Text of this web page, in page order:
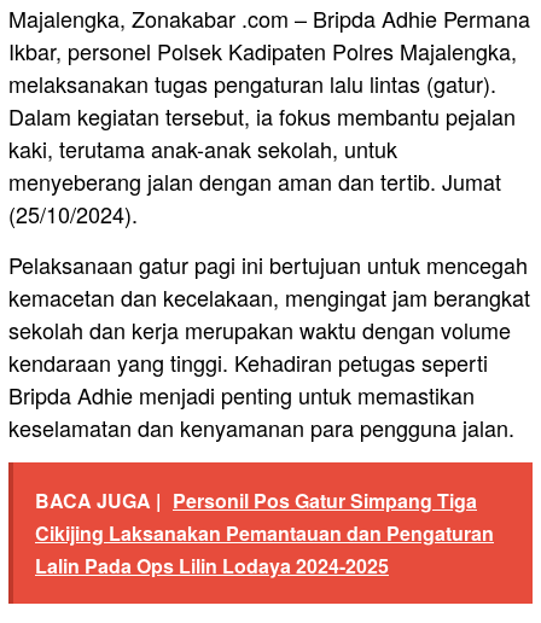
Majalengka, Zonakabar .com – Bripda Adhie Permana
Ikbar, personel Polsek Kadipaten Polres Majalengka,
melaksanakan tugas pengaturan lalu lintas (gatur).
Dalam kegiatan tersebut, ia fokus membantu pejalan
kaki, terutama anak-anak sekolah, untuk
menyeberang jalan dengan aman dan tertib. Jumat
(25/10/2024).
Pelaksanaan gatur pagi ini bertujuan untuk mencegah
kemacetan dan kecelakaan, mengingat jam berangkat
sekolah dan kerja merupakan waktu dengan volume
kendaraan yang tinggi. Kehadiran petugas seperti
Bripda Adhie menjadi penting untuk memastikan
keselamatan dan kenyamanan para pengguna jalan.
BACA JUGA | Personil Pos Gatur Simpang Tiga
Cikijing Laksanakan Pemantauan dan Pengaturan
Lalin Pada Ops Lilin Lodaya 2024-2025